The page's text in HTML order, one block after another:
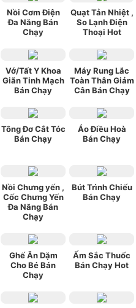
Nồi Cơm Điện
Đa Năng Bán
Chạy
Quạt Tản Nhiệt ,
So Lạnh Điện
Thoại Hot
Vớ/Tất Y Khoa
Giãn Tinh Mạch
Bán Chạy
Máy Rung Lắc
Toàn Thân Giảm
Cân Bán Chạy
Tông Đơ Cắt Tóc
Bán Chạy
Áo Điều Hoà
Bán Chạy
Nồi Chưng yến ,
Cốc Chưng Yến
Đa Năng Bán
Chạy
Bút Trình Chiếu
Bán Chạy
Ghế Ăn Dặm
Cho Bé Bán
Chạy
Ấm Sắc Thuốc
Bán Chạy Hot